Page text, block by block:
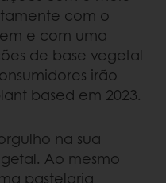
com o
e com uma
de base vegetal
irão
based em 2023.
na sua
Ao mesmo
pastelaria